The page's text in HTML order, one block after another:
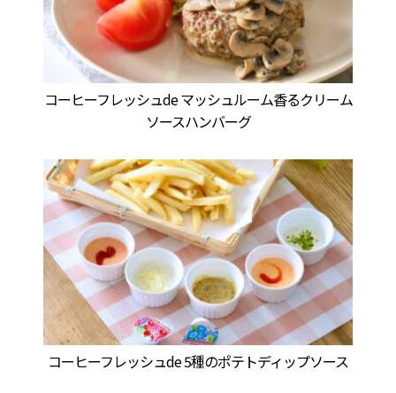
コーヒーフレッシュde マッシュルーム香るクリーム
ソースハンバーグ
コーヒーフレッシュde 5種のポテトディップソース